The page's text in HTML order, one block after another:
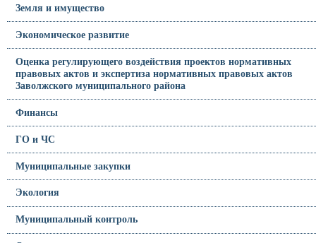
Земля и имущество
Экономическое развитие
Оценка регулирующего воздействия проектов нормативных
правовых актов и экспертиза нормативных правовых актов
Заволжского муниципального района
Финансы
ГО и ЧС
Муниципальные закупки
Экология
Муниципальный контроль